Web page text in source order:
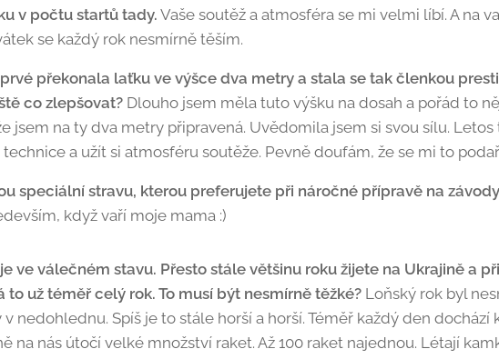
v počtu startů tady. Vaše soutěž a atmosféra se mi velmi líbí. A na
se každý rok nesmírně těším.
překonala laťku ve výšce dva metry a stala se tak členkou
co zlepšovat? Dlouho jsem měla tuto výšku na dosah a pořád to
jsem na ty dva metry připravená. Uvědomila jsem si svou sílu.
technice a užít si atmosféru soutěže. Pevně doufám, že se mi to
speciální stravu, kterou preferujete při náročné přípravě na
když vaří moje mama :)
ve válečném stavu. Přesto stále většinu roku žijete na Ukrajině a
to už téměř celý rok. To musí být nesmírně těžké? Loňský rok byl
nedohlednu. Spíš je to stále horší a horší. Téměř každý den dochází
na nás útočí velké množství raket. Až 100 raket najednou. Létají